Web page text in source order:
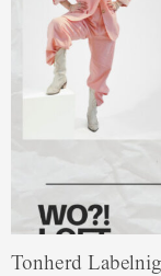
Tonherd